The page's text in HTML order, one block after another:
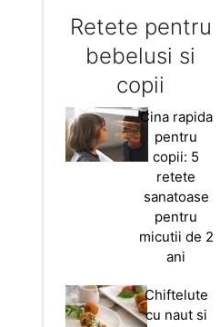
Retete pentru
bebelusi si
copii
Cina rapida
pentru
copii: 5
retete
sanatoase
pentru
micutii de 2
ani
Chiftelute
cu naut si